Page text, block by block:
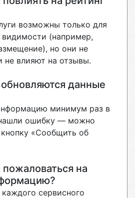
возможны только для
видимости (например,
но они не
не влияют на отзывы.
обновляются данные
минимум раз в
ошибку — можно
«Сообщить об
на
сервисного